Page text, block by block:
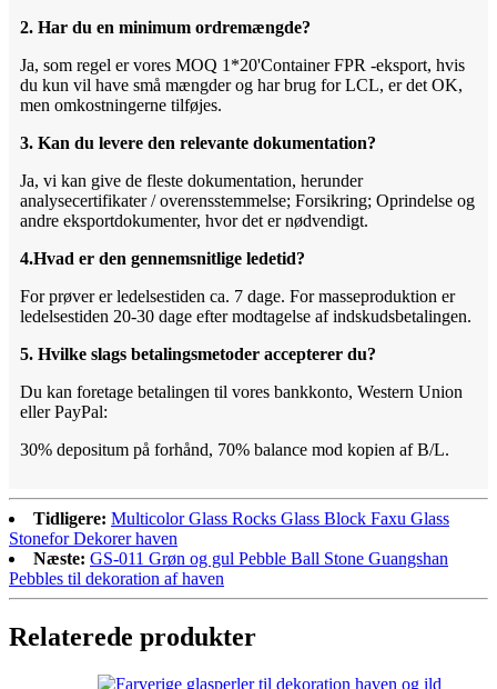
2. Har du en minimum ordremængde?
Ja, som regel er vores MOQ 1*20'Container FPR -eksport, hvis
du kun vil have små mængder og har brug for LCL, er det OK,
men omkostningerne tilføjes.
3. Kan du levere den relevante dokumentation?
Ja, vi kan give de fleste dokumentation, herunder
analysecertifikater / overensstemmelse; Forsikring; Oprindelse og
andre eksportdokumenter, hvor det er nødvendigt.
4.Hvad er den gennemsnitlige ledetid?
For prøver er ledelsestiden ca. 7 dage. For masseproduktion er
ledelsestiden 20-30 dage efter modtagelse af indskudsbetalingen.
5. Hvilke slags betalingsmetoder accepterer du?
Du kan foretage betalingen til vores bankkonto, Western Union
eller PayPal:
30% depositum på forhånd, 70% balance mod kopien af ​​B/L.
Tidligere: Multicolor Glass Rocks Glass Block Faxu Glass
Stonefor Dekorer haven
Næste: GS-011 Grøn og gul Pebble Ball Stone Guangshan
Pebbles til dekoration af haven
Relaterede produkter